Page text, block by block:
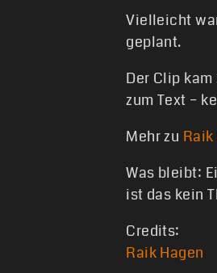
Vielleicht
geplant.
Der Clip
zum Text –
Mehr zu
Was bleibt:
ist das kein
Credits:
Raik Hagen